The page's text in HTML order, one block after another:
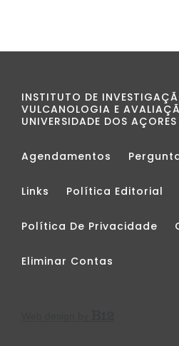
INSTITUTO DE
VULCANOLOGIA E
UNIVERSIDADE DOS
Agendamentos
Links Política Editorial
Política De Privacidade
Eliminar Contas